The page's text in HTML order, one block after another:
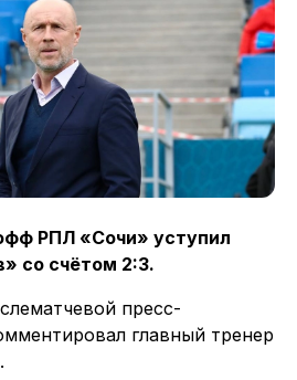
РПЛ «Сочи» уступил
со счётом 2:3.
пресс-
главный тренер